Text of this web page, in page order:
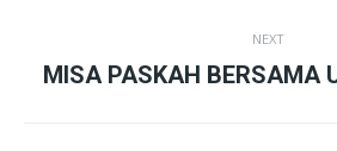
NEXT
Next
MISA PASKAH BERSAMA